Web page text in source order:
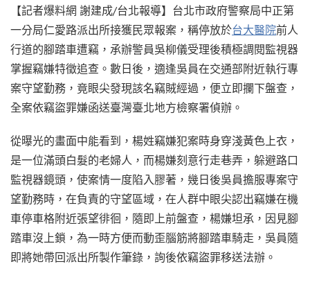
【記者爆料網 謝建成/台北報導】台北市政府警察局中正第
一分局仁愛路派出所接獲民眾報案，稱停放於台大醫院前人
行道的腳踏車遭竊，承辦警員吳柳儀受理後積極調閱監視器
掌握竊嫌特徵追查。數日後，適逢吳員在交通部附近執行專
案守望勤務，竟眼尖發現該名竊賊經過，便立即攔下盤查，
全案依竊盜罪嫌函送臺灣臺北地方檢察署偵辦。
從曝光的畫面中能看到，楊姓竊嫌犯案時身穿淺黃色上衣，
是一位滿頭白髮的老婦人，而楊嫌刻意行走巷弄，躲避路口
監視器鏡頭，使案情一度陷入膠著，幾日後吳員擔服專案守
望勤務時，在負責的守望區域，在人群中眼尖認出竊嫌在機
車停車格附近張望徘徊，隨即上前盤查，楊嫌坦承，因見腳
踏車沒上鎖，為一時方便而動歪腦筋將腳踏車騎走，吳員隨
即將她帶回派出所製作筆錄，詢後依竊盜罪移送法辦。